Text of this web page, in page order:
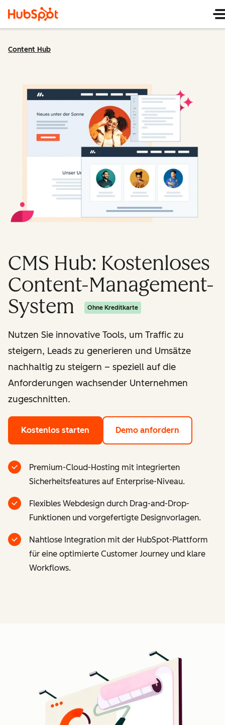
Content Hub
CMS Hub: Kostenloses
Content-Management-
System
Ohne Kreditkarte
Nutzen Sie innovative Tools, um Traffic zu
steigern, Leads zu generieren und Umsätze
nachhaltig zu steigern – speziell auf die
Anforderungen wachsender Unternehmen
zugeschnitten.
Kostenlos starten Demo anfordern
Premium-Cloud-Hosting mit integrierten
Sicherheitsfeatures auf Enterprise-Niveau.
Flexibles Webdesign durch Drag-and-Drop-
Funktionen und vorgefertigte Designvorlagen.
Nahtlose Integration mit der HubSpot-Plattform
für eine optimierte Customer Journey und klare
Workflows.